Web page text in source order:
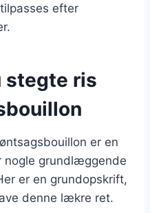
efter
stegte ris
er en
nogle grundlæggende
er en grundopskrift,
denne lækre ret.